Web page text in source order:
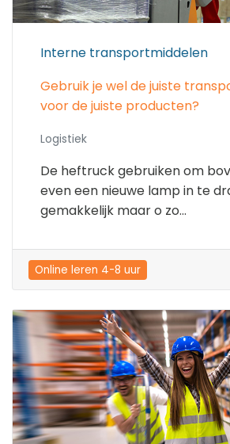
Interne transportmiddelen
Gebruik je wel de juiste
voor de juiste producten?
Logistiek
De heftruck gebruiken om
even een nieuwe lamp in te
gemakkelijk maar o zo...
Online leren 4-8 uur